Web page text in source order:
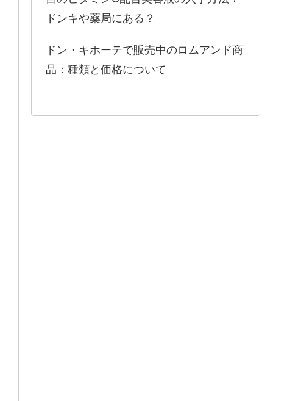
ドンキや薬局にある？
ドン・キホーテで販売中のロムアンド商
品：種類と価格について